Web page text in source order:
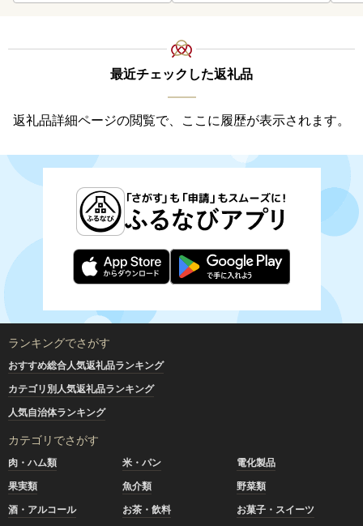
最近チェックした返礼品
返礼品詳細ページの閲覧で、ここに履歴が表示されます。
ランキングでさがす
おすすめ総合人気返礼品ランキング
カテゴリ別人気返礼品ランキング
人気自治体ランキング
カテゴリでさがす
肉・ハム類 米・パン
電化製品
果実類
魚介類
野菜類
酒・アルコール
お茶・飲料
お菓子・スイーツ